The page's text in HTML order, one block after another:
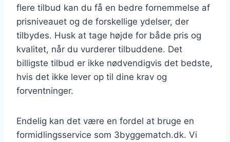
flere tilbud kan du få en bedre fornemmelse af
prisniveauet og de forskellige ydelser, der
tilbydes. Husk at tage højde for både pris og
kvalitet, når du vurderer tilbuddene. Det
billigste tilbud er ikke nødvendigvis det bedste,
hvis det ikke lever op til dine krav og
forventninger.
Endelig kan det være en fordel at bruge en
formidlingsservice som 3byggematch.dk. Vi